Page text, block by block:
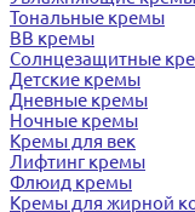
Тональные кремы
BB кремы
Солнцезащитные
Детские кремы
Дневные кремы
Ночные кремы
Кремы для век
Лифтинг кремы
Флюид кремы
Кремы для жирной